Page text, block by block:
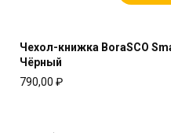
Чехол-книжка BoraSCO
Чёрный
790,00 ₽